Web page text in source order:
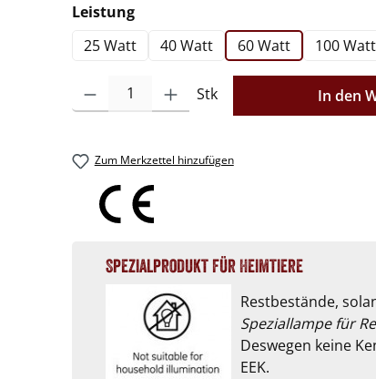
Leistungauswählen
25 Watt
40 Watt 60 Watt 100 Watt
Produkt Anzahl: Gib den gewünschten Wert
Stk In den
Zum Merkzettel hinzufügen
Spezialprodukt für Heimtiere
Restbestände,
Speziallampe für
Deswegen keine
EEK.